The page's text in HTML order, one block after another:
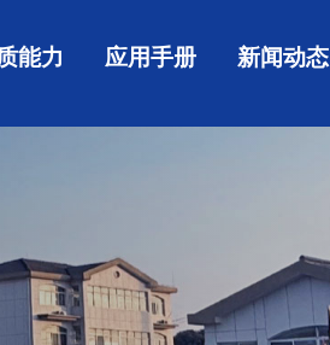
能力 应用手册 新闻动态